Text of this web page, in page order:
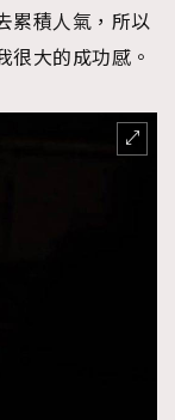
累積人氣，所以
很大的成功感。